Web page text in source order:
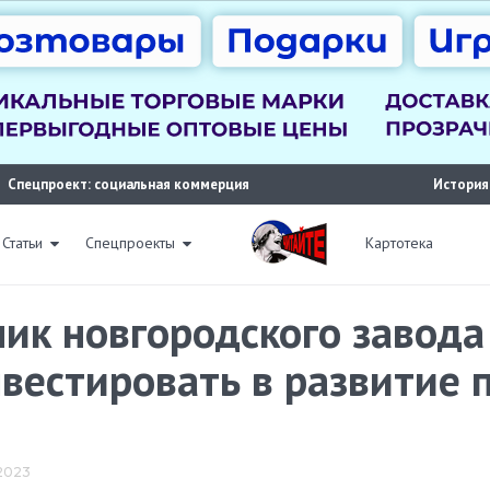
Спецпроект: социальная коммерция
Статьи Спецпроекты Картотека
новгородского
в